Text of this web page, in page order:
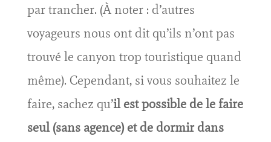
par trancher. (À noter : d’autres
voyageurs nous ont dit qu’ils n’ont pas
trouvé le canyon trop touristique quand
même). Cependant, si vous souhaitez le
faire, sachez qu’il est possible de le faire
seul (sans agence) et de dormir dans